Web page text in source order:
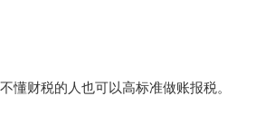
懂财税的人也可以高标准做账报税。